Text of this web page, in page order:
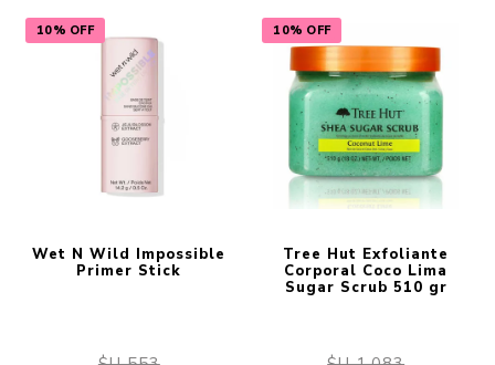
10% OFF
Wet N Wild Impossible
Primer Stick
10% OFF
Tree Hut Exfoliante
Corporal Coco Lima
Sugar Scrub 510 gr